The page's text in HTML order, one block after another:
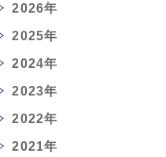
2026年
2025年
2024年
2023年
2022年
2021年